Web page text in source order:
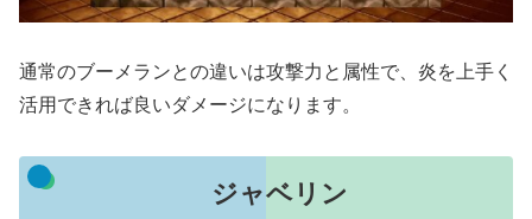
通常のブーメランとの違いは攻撃力と属性で、炎を上手く
活用できれば良いダメージになります。
ジャベリン